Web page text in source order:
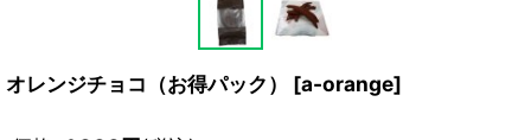
オレンジチョコ（お得パック） [a-orange]